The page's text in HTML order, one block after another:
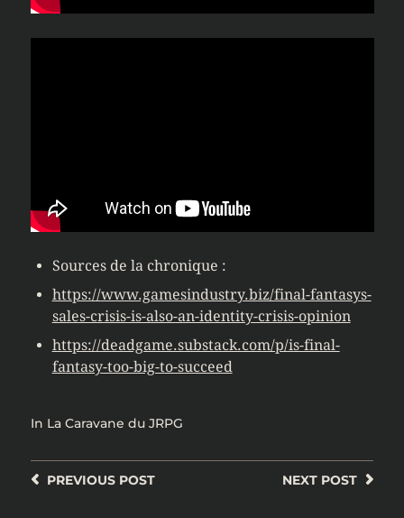
Sources de la chronique :
https://www.gamesindustry.biz/final-fantasys-
sales-crisis-is-also-an-identity-crisis-opinion
https://deadgame.substack.com/p/is-final-
fantasy-too-big-to-succeed
In La Caravane du JRPG
NEXT POST
PREVIOUSPOST